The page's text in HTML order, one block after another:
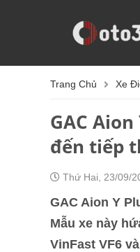
Trang Chủ Xe
GAC
đến tiếp
Thứ Hai, 23/09/
GAC Aion Y
Mẫu xe này
VinFast VF6